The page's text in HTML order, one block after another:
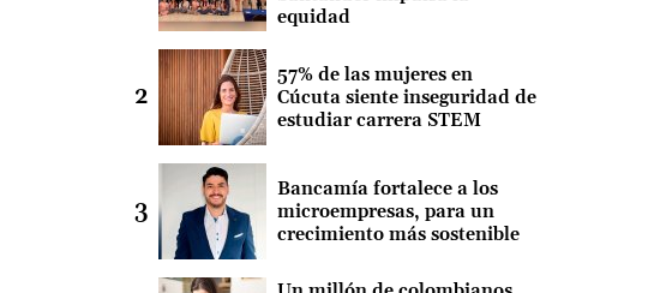
equidad
57% de las mujeres en
Cúcuta siente inseguridad de
estudiar carrera STEM
Bancamía fortalece a los
microempresas, para un
crecimiento más sostenible